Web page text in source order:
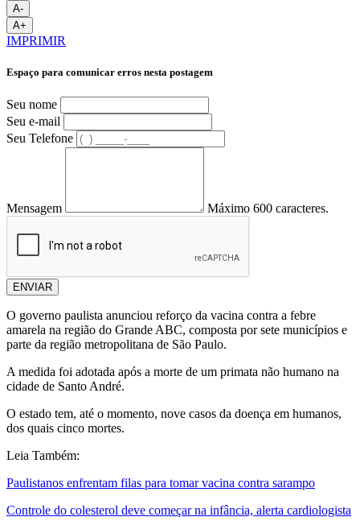
A-
A+
IMPRIMIR
Espaço para comunicar erros nesta postagem
Seu nome
Seu e-mail
Seu Telefone
Mensagem Máximo 600 caracteres.
ENVIAR
O governo paulista anunciou reforço da vacina contra a febre
amarela na região do Grande ABC, composta por sete municípios e
parte da região metropolitana de São Paulo.
A medida foi adotada após a morte de um primata não humano na
cidade de Santo André.
O estado tem, até o momento, nove casos da doença em humanos,
dos quais cinco mortes.
Leia Também:
Paulistanos enfrentam filas para tomar vacina contra sarampo
Controle do colesterol deve começar na infância, alerta cardiologista